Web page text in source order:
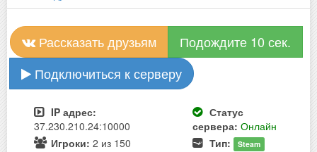
Рассказать друзьям
Подождите 10 сек.
Подключиться к серверу
IP адрес:
37.230.210.24:10000
Статус
сервера: Онлайн
Игроки: 2 из 150 Тип: Steam